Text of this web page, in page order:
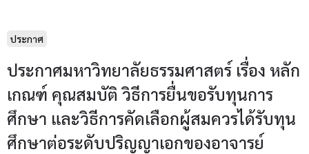
ประกาศ
ประกาศมหาวิทยาลัยธรรมศาสตร์ เรื่อง หลัก
เกณฑ์ คุณสมบัติ วิธีการยื่นขอรับทุนการ
ศึกษา และวิธีการคัดเลือกผู้สมควรได้รับทุน
ศึกษาต่อระดับปริญญาเอกของอาจารย์